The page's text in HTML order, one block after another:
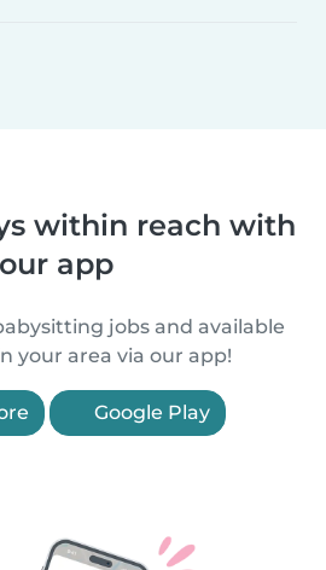
within reach with
our app
jobs and available
your area via our app!
Google Play